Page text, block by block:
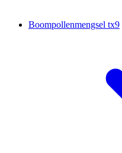
Boompollenmengsel tx9